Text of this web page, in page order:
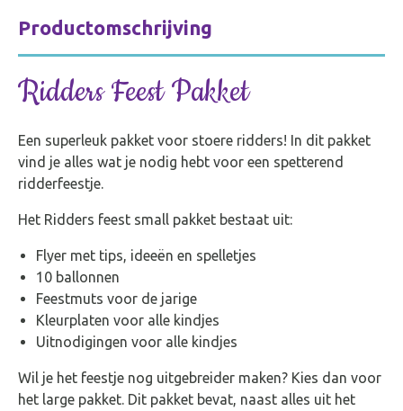
Productomschrijving
Ridders Feest Pakket
Een superleuk pakket voor stoere ridders! In dit pakket
vind je alles wat je nodig hebt voor een spetterend
ridderfeestje.
Het Ridders feest small pakket bestaat uit:
Flyer met tips, ideeën en spelletjes
10 ballonnen
Feestmuts voor de jarige
Kleurplaten voor alle kindjes
Uitnodigingen voor alle kindjes
Wil je het feestje nog uitgebreider maken? Kies dan voor
het large pakket. Dit pakket bevat, naast alles uit het